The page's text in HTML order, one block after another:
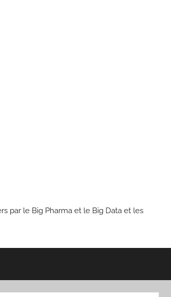
par le Big Pharma et le Big Data et les